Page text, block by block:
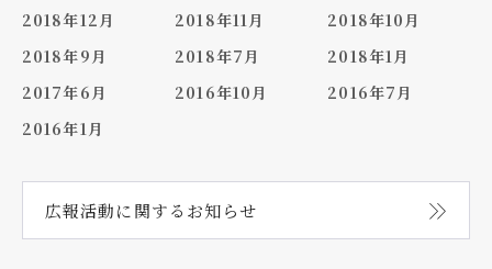
2018年12月
2018年11月
2018年10月
2018年9月
2018年7月
2018年1月
2017年6月
2016年10月
2016年7月
2016年1月
広報活動に関する お知らせ